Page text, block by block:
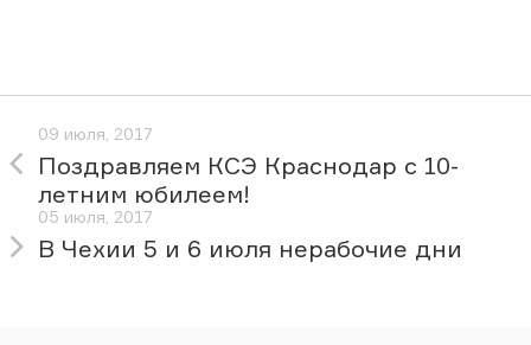
09 июля, 2017
Поздравляем КСЭ Краснодар с 10-
летним юбилеем!
05 июля, 2017
В Чехии 5 и 6 июля нерабочие дни